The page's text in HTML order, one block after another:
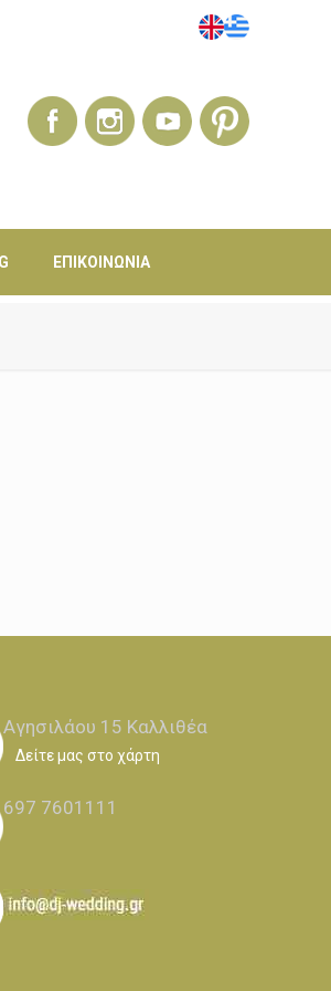
ΕΠΙΚΟΙΝΩΝΊΑ
Αγησιλάου 15 Καλλιθέα
Δείτε μας στο χάρτη
697 7601111